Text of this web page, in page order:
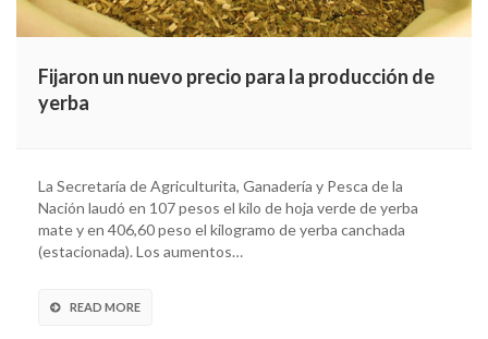
Fijaron un nuevo precio para la producción de
yerba
La Secretaría de Agriculturita, Ganadería y Pesca de la
Nación laudó en 107 pesos el kilo de hoja verde de yerba
mate y en 406,60 peso el kilogramo de yerba canchada
(estacionada). Los aumentos…
READ MORE